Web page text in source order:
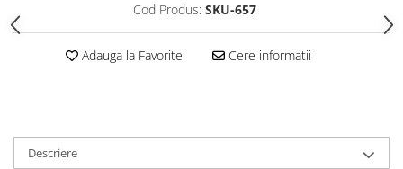
Cod Produs: SKU-657
Adauga la Favorite Cere informatii
Descriere